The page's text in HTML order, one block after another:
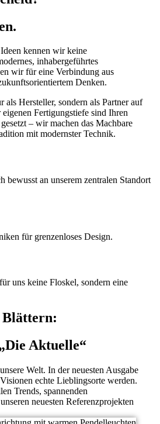
kennen wir keine
inhabergeführtes
wir für eine Verbindung aus
Denken.
als Hersteller, sondern als Partner auf
Fertigungstiefe sind Ihren
– wir machen das Machbare
mit modernster Technik.
bewusst an unserem zentralen Standort
für grenzenloses Design.
uns keine Floskel, sondern eine
Aktuelle“
Welt. In der neuesten Ausgabe
echte Lieblingsorte werden.
Trends, spannenden
neuesten Referenzprojekten